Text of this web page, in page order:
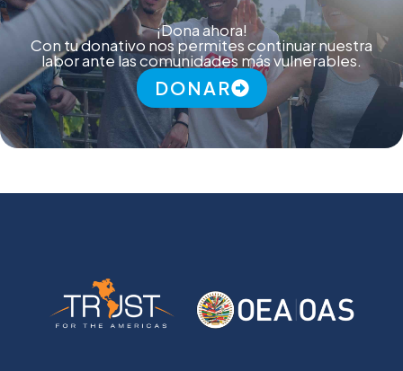
¡Dona ahora!
Con tu donativo nos permites continuar nuestra
labor ante las comunidades más vulnerables.
DONAR